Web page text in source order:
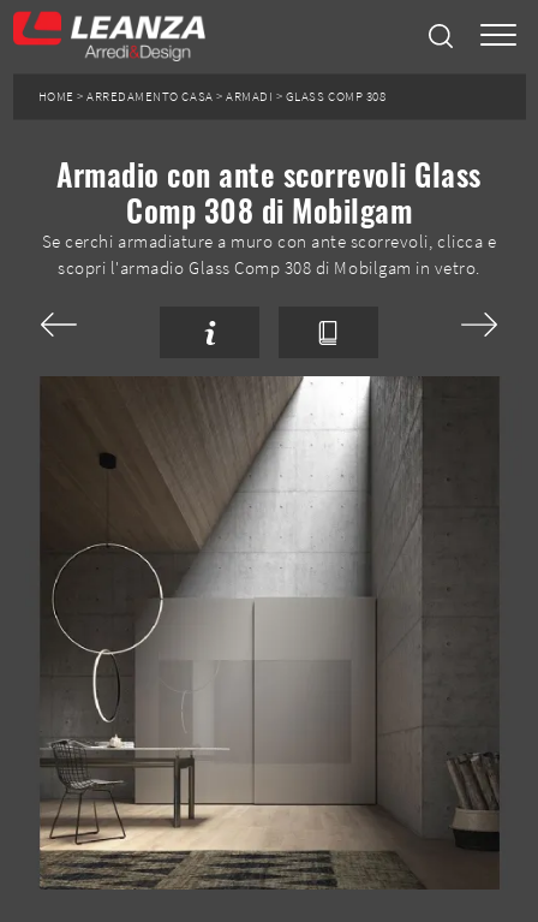
HOME >ARREDAMENTO CASA >ARMADI > GLASS COMP 308
Armadio con ante scorrevoli Glass
Comp 308 di Mobilgam
Se cerchi armadiature a muro con ante scorrevoli, clicca e
scopri l'armadio Glass Comp 308 di Mobilgam in vetro.